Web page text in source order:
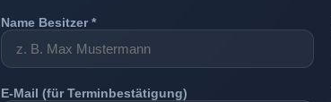
Name Besitzer *
E-Mail (für Terminbestätigung)